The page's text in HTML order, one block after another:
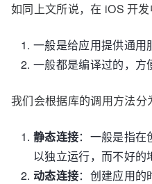
如同上文所说，在 iOS 开
一般是给应用提供通用
一般都是编译过的，方
我们会根据库的调用方法分
静态连接：一般是指
以独立运行，而不好
动态连接：创建应用